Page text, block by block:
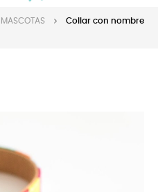
MASCOTAS
Collar con nombre